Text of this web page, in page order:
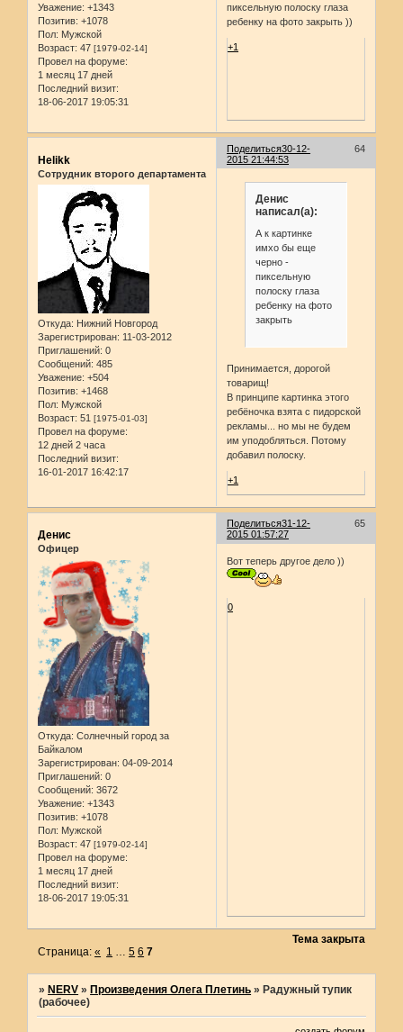
Уважение: +1343
Позитив: +1078
Пол: Мужской
Возраст: 47 [1979-02-14]
Провел на форуме:
1 месяц 17 дней
Последний визит:
18-06-2017 19:05:31
пиксельную полоску глаза
ребенку на фото закрыть ))
+1
Поделиться 64
30-12-
2015 21:44:53
Helikk
Сотрудник второго департамента
Откуда: Нижний Новгород
Зарегистрирован: 11-03-2012
Приглашений: 0
Сообщений: 485
Уважение: +504
Позитив: +1468
Пол: Мужской
Возраст: 51 [1975-01-03]
Провел на форуме:
12 дней 2 часа
Последний визит:
16-01-2017 16:42:17
Денис
написал(а):
А к картинке
имхо бы еще
черно -
пиксельную
полоску глаза
ребенку на фото
закрыть
Принимается, дорогой
товарищ!
В принципе картинка этого
ребёночка взята с пидорской
рекламы... но мы не будем
им уподобляться. Потому
добавил полоску.
+1
Поделиться 65
31-12-
2015 01:57:27
Денис
Офицер
Откуда: Солнечный город за
Байкалом
Зарегистрирован: 04-09-2014
Приглашений: 0
Сообщений: 3672
Уважение: +1343
Позитив: +1078
Пол: Мужской
Возраст: 47 [1979-02-14]
Провел на форуме:
1 месяц 17 дней
Последний визит:
18-06-2017 19:05:31
Вот теперь другое дело ))
0
Тема закрыта
Страница:« 1 … 5 6 7
» NERV » Произведения Олега Плетинь » Радужный тупик
(рабочее)